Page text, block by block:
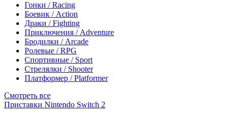
Гонки / Racing
Боевик / Action
Драки / Fighting
Приключения / Adventure
Бродилки / Arcade
Ролевые / RPG
Спортивные / Sport
Стрелялки / Shooter
Платформер / Platformer
Смотреть все
Приставки Nintendo Switch 2